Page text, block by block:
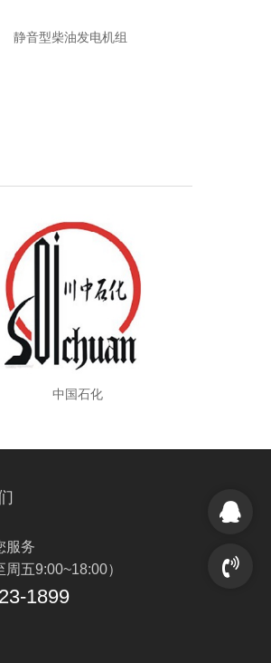
静音型柴油发电机组
中国石化
服务
周五9:00~18:00）
1899